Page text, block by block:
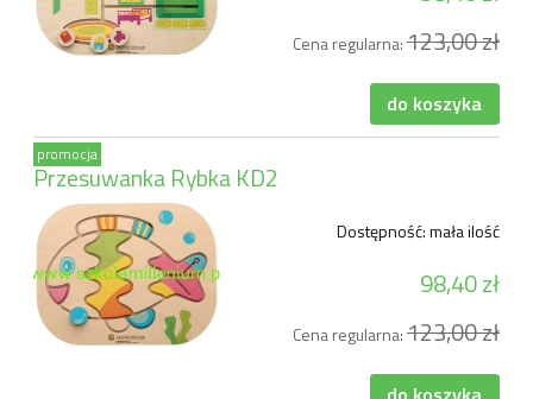
Cena regularna:123,00 zł
do koszyka
Przesuwanka Rybka KD2
Dostępność:mała ilość
98,40 zł
Cena regularna:123,00 zł
promocja